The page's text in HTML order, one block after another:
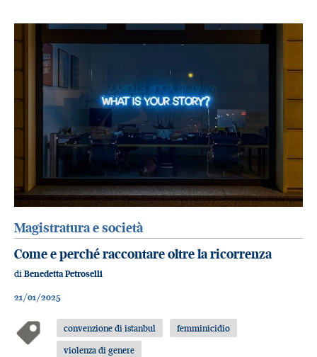
Magistratura e società
Come e perché raccontare oltre la ricorrenza
di Benedetta Petroselli
21/01/2025
convenzione di istanbul
femminicidio
violenza di genere